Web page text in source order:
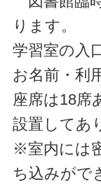
ります。
学習室の入
お名前・利
座席は18席
設置してあ
※室内には
ち込みがで